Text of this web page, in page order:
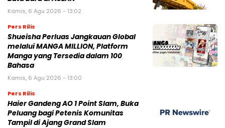
Kamis, 6 Agu 2026 - 13:02
Pers Rilis
Shueisha Perluas Jangkauan Global
melalui MANGA MILLION, Platform
Manga yang Tersedia dalam 100
Bahasa
Kamis, 6 Agu 2026 - 13:00
Pers Rilis
Haier Gandeng AO 1 Point Slam, Buka
Peluang bagi Petenis Komunitas
Tampil di Ajang Grand Slam